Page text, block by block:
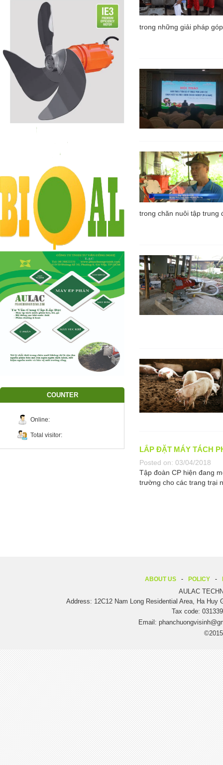
trong những giải pháp
trong chăn nuôi tập trung
LẮP ĐẶT MÁY TÁCH
Posted on: 03/04/2018
Tập đoàn CP hiện đang
trường cho các trang trại
COUNTER
Online:
Total visitor:
ABOUT US POLICY
AULAC
Address: 12C12 Nam Long Residential Area, Ha
Tax code:
Email: